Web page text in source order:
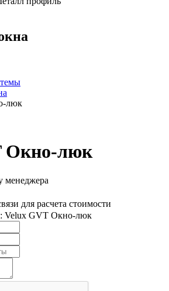
люк
Окно-люк
менеджера
для расчета стоимости
Velux GVT Окно-люк